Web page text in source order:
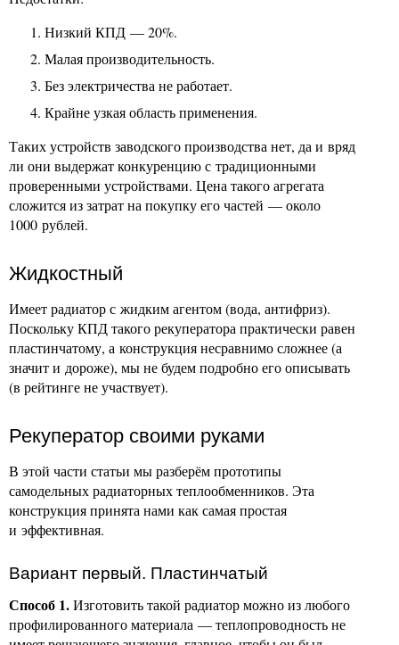
Низкий КПД — 20%.
Малая производительность.
Без электричества не работает.
Крайне узкая область применения.
Таких устройств заводского производства нет, да и вряд
ли они выдержат конкуренцию с традиционными
проверенными устройствами. Цена такого агрегата
сложится из затрат на покупку его частей — около
1000 рублей.
Жидкостный
Имеет радиатор с жидким агентом (вода, антифриз).
Поскольку КПД такого рекуператора практически равен
пластинчатому, а конструкция несравнимо сложнее (а
значит и дороже), мы не будем подробно его описывать
(в рейтинге не участвует).
Рекуператор своими руками
В этой части статьи мы разберём прототипы
самодельных радиаторных теплообменников. Эта
конструкция принята нами как самая простая
и эффективная.
Вариант первый. Пластинчатый
Способ 1.Изготовить такой радиатор можно из любого
профилированного материала — теплопроводность не